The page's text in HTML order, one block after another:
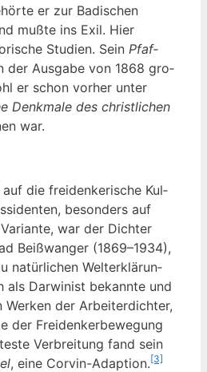
er zur Badi­schen
muß­te ins Exil. Hier
Stu­di­en. Sein Pfaf­
der Aus­ga­be von 1868 gro­
er schon vor­her unter
Denk­ma­le des christ­li­chen
war.
die frei­den­ke­ri­sche Kul­
beson­ders auf
war der Dich­ter
Beiß­wan­ger (1869–1934),
natür­li­chen Welt­erklä­run­
als Dar­wi­nist bekann­te und
Wer­ken der Arbei­ter­dich­ter,
der Frei­den­ker­be­we­gung
Ver­brei­tung fand sein
, eine Cor­vin-Adap­ti­on.[3]